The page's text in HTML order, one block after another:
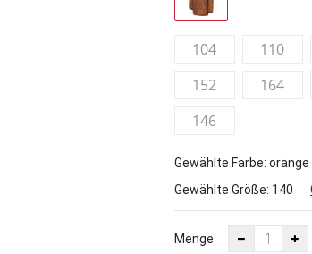
104 110
152
164
146
Gewählte Farbe:
Gewählte Größe: 140
Menge